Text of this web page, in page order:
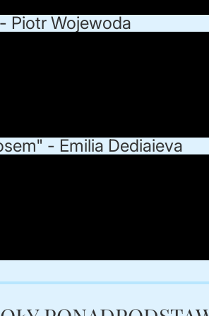
Piotr Wojewoda
- Emilia Dediaieva